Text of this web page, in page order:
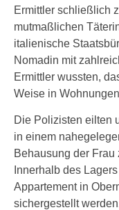
Ermittler schließlich
mutmaßlichen
italienische
Nomadin mit
Ermittler wussten,
Weise in
Die Polizisten eilten
in einem
Behausung der Frau
Innerhalb des
Appartement in
sichergestellt